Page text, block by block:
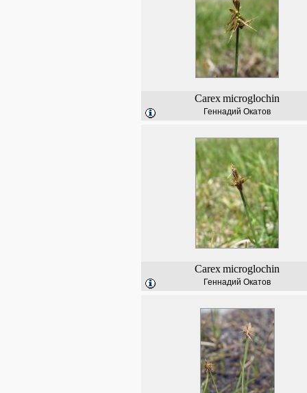
Carexmicroglochin
Геннадий Окатов
Carexmicroglochin
Геннадий Окатов